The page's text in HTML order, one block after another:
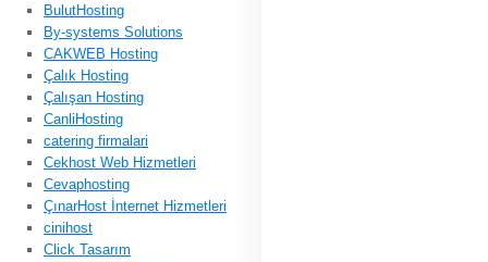
BulutHosting
By-systems Solutions
CAKWEB Hosting
Çalık Hosting
Çalışan Hosting
CanliHosting
catering firmalari
Cekhost Web Hizmetleri
Cevaphosting
ÇınarHost İnternet Hizmetleri
cinihost
Click Tasarım